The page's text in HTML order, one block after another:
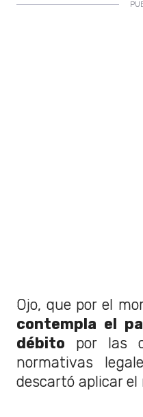
Ojo, que por el
contempla el
débito por las
normativas
descartó aplicar